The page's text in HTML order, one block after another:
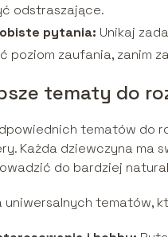
odstraszające.
pytania: Unikaj
poziom zaufania, zanim
tematy do
tematów do
Każda dziewczyna ma
do bardziej
uniwersalnych tematów,